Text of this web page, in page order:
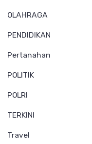
OLAHRAGA
PENDIDIKAN
Pertanahan
POLITIK
POLRI
TERKINI
Travel